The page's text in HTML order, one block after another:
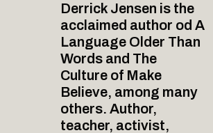
Derrick Jensen is the
acclaimed author od A
Language Older Than
Words and The
Culture of Make
Believe, among many
others. Author,
teacher, activist,